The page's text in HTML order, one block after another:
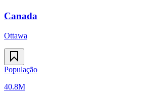
Canada
Ottawa
População
40.8M